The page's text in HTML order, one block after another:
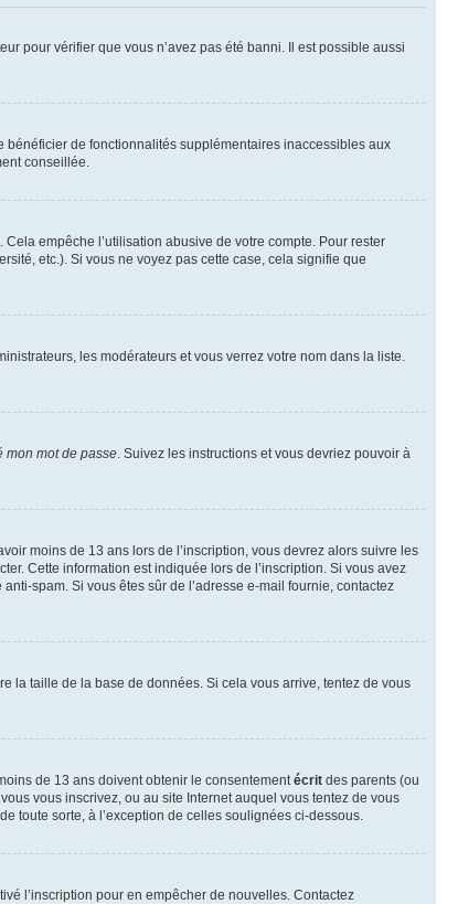
pour vérifier que vous n’avez pas été banni. Il est possible aussi
bénéficier de fonctionnalités supplémentaires inaccessibles aux
conseillée.
empêche l’utilisation abusive de votre compte. Pour rester
etc.). Si vous ne voyez pas cette case, cela signifie que
les modérateurs et vous verrez votre nom dans la liste.
mon mot de passe. Suivez les instructions et vous devriez pouvoir à
moins de 13 ans lors de l’inscription, vous devrez alors suivre les
Cette information est indiquée lors de l’inscription. Si vous avez
spam. Si vous êtes sûr de l’adresse e-mail fournie, contactez
la taille de la base de données. Si cela vous arrive, tentez de vous
de 13 ans doivent obtenir le consentementécrit des parents (ou
vous inscrivez, ou au site Internet auquel vous tentez de vous
toute sorte, à l’exception de celles soulignées ci-dessous.
l’inscription pour en empêcher de nouvelles. Contactez